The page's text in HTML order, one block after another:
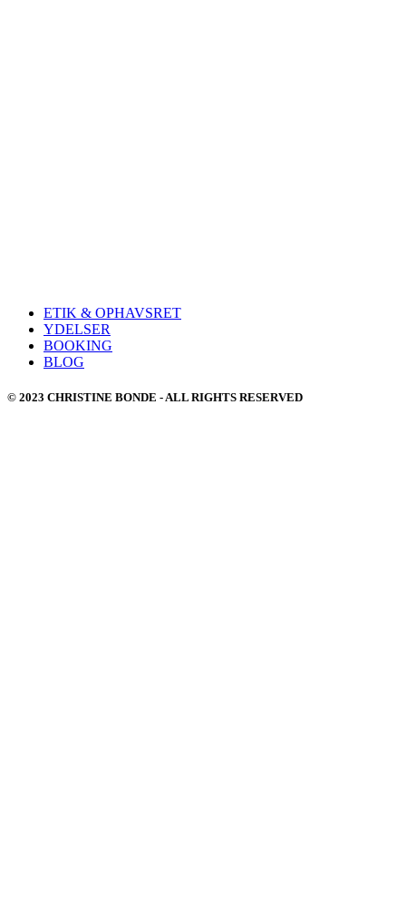
ETIK & OPHAVSRET
YDELSER
BOOKING
BLOG
© 2023 CHRISTINE BONDE - ALL RIGHTS RESERVED